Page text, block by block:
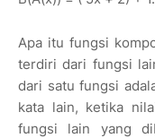
Apa itu fungsi
terdiri dari fungsi
dari satu fungsi
kata lain, ketika
fungsi lain yang